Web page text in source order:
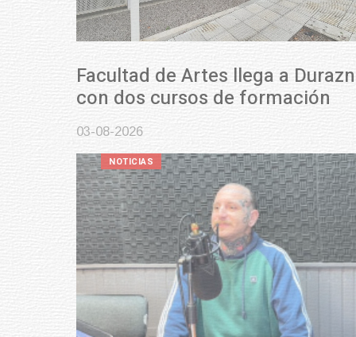
Facultad de Artes llega a Durazno
con dos cursos de formación
03-08-2026
NOTICIAS